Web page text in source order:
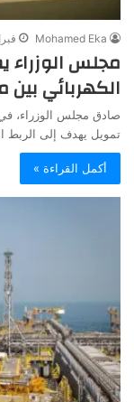
Mohamed Eka فبراير
مجلس الوزراء
الكهربائي بين
صادق مجلس الوزراء،
تمويل يهدف إلى الربط
أكمل القراءة »